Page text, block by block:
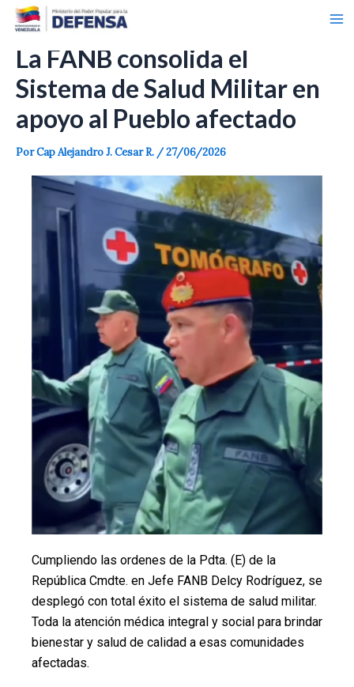
contenido
La FANB consolida el
Sistema de Salud Militar en
apoyo al Pueblo afectado
PorCap Alejandro J. Cesar R. /27/06/2026
Cumpliendo las ordenes de la Pdta. (E) de la
República Cmdte. en Jefe FANB Delcy Rodríguez, se
desplegó con total éxito el sistema de salud militar.
Toda la atención médica integral y social para brindar
bienestar y salud de calidad a esas comunidades
afectadas.
Navegación
de
entradas